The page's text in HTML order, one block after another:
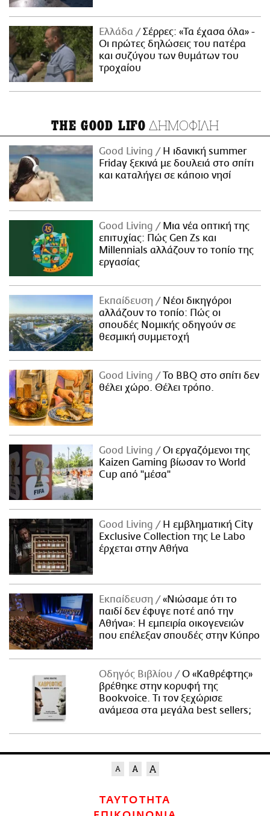
Ελλάδα
Σέρρες: «Τα έχασα όλα» -
Οι πρώτες δηλώσεις του πατέρα
και συζύγου των θυμάτων του
τροχαίου
THE GOOD LIFO ΔΗΜΟΦΙΛΗ
Good Living
Η ιδανική summer
Friday ξεκινά με δουλειά στο σπίτι
και καταλήγει σε κάποιο νησί
Good Living
Μια νέα οπτική της
επιτυχίας: Πώς Gen Zs και
Millennials αλλάζουν το τοπίο της
εργασίας
Εκπαίδευση
Νέοι δικηγόροι
αλλάζουν το τοπίο: Πώς οι
σπουδές Νομικής οδηγούν σε
θεσμική συμμετοχή
Good Living
Το BBQ στο σπίτι δεν
θέλει χώρο. Θέλει τρόπο.
Good Living
Οι εργαζόμενοι της
Kaizen Gaming βίωσαν το World
Cup από "μέσα"
Good Living
Η εμβληματική City
Exclusive Collection της Le Labo
έρχεται στην Αθήνα
Εκπαίδευση
«Νιώσαμε ότι το
παιδί δεν έφυγε ποτέ από την
Αθήνα»: Η εμπειρία οικογενειών
που επέλεξαν σπουδές στην Κύπρο
Οδηγός Βιβλίου
Ο «Καθρέφτης»
βρέθηκε στην κορυφή της
Bookvoice. Τι τον ξεχώρισε
ανάμεσα στα μεγάλα best sellers;
ΤΑΥΤΟΤΗΤΑ